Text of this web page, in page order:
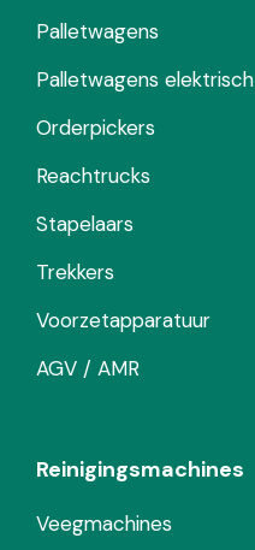
Palletwagens
Palletwagens elektrisch
Orderpickers
Reachtrucks
Stapelaars
Trekkers
Voorzetapparatuur
AGV / AMR
Reinigingsmachines
Veegmachines